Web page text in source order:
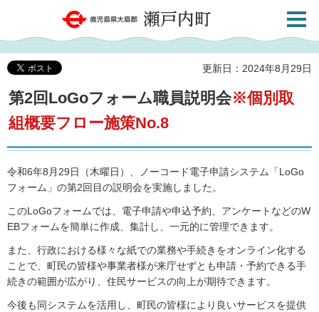
鹿児島県大島郡 瀬戸内町
共通メ
更新日：2024年8月29日
第2回LoGoフォーム職員説明会※個別取
組概要フロー施策No.8
令和6年8月29日（木曜日）、ノーコード電子申請システム「LoGo
フォーム」の第2回目の説明会を実施しました。
このLoGoフォームでは、電子申請や申込予約、アンケートなどのW
EBフォームを簡単に作成、集計し、一元的に管理できます。
また、行政における様々な紙での業務や手続きをオンライン化する
ことで、町民の皆様や事業者様が来庁せずとも申請・予約できる手
続きの範囲が広がり、住民サービスの向上が期待できます。
今後も同システムを活用し、町民の皆様により良いサービスを提供